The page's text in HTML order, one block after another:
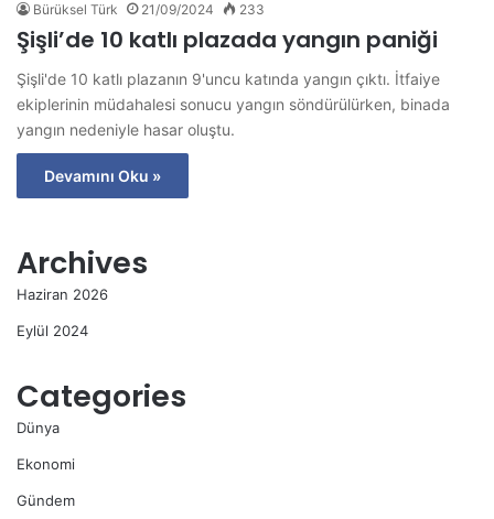
Bürüksel Türk 21/09/2024 233
Şişli’de 10 katlı plazada yangın paniği
Şişli'de 10 katlı plazanın 9'uncu katında yangın çıktı. İtfaiye
ekiplerinin müdahalesi sonucu yangın söndürülürken, binada
yangın nedeniyle hasar oluştu.
Devamını Oku »
Archives
Haziran 2026
Eylül 2024
Categories
Dünya
Ekonomi
Gündem